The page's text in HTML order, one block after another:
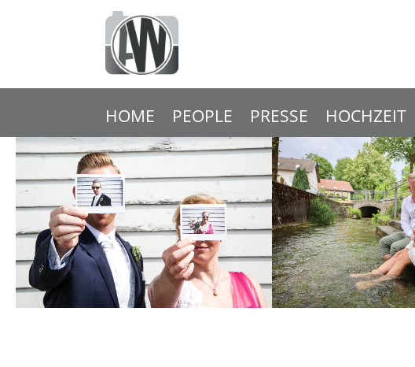
HOME PEOPLE PRESSE HOCHZEIT